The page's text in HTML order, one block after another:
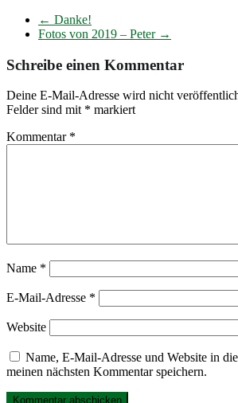
← Danke!
Fotos von 2019 – Peter →
Schreibe einen Kommentar
Deine E-Mail-Adresse wird nicht
Felder sind mit * markiert
Kommentar *
Name *
E-Mail-Adresse *
Website
Name, E-Mail-Adresse und Website in
meinen nächsten Kommentar speichern.